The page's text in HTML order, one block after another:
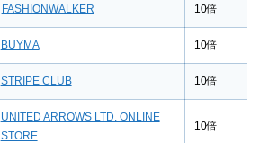
FASHIONWALKER 10倍
BUYMA 10倍
STRIPE CLUB 10倍
UNITED ARROWS LTD. ONLINE
STORE
10倍